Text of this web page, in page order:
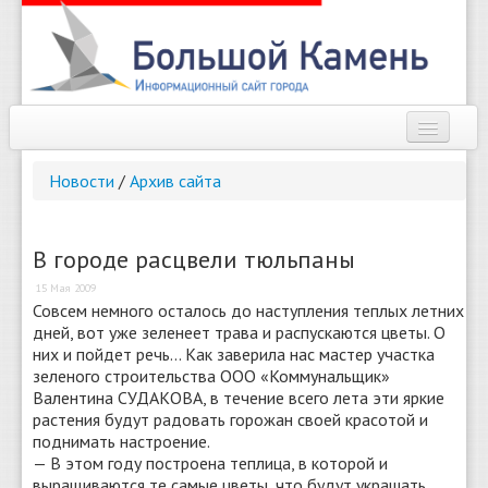
Справочник
Погода
О сайте
Новости / Архив сайта
В городе расцвели тюльпаны
15 Мая 2009
Совсем немного осталось до наступления теплых летних
дней, вот уже зеленеет трава и распускаются цветы. О
них и пойдет речь... Как заверила нас мастер участка
зеленого строительства ООО «Коммунальщик»
Валентина СУДАКОВА, в течение всего лета эти яркие
растения будут радовать горожан своей красотой и
поднимать настроение.
— В этом году построена теплица, в которой и